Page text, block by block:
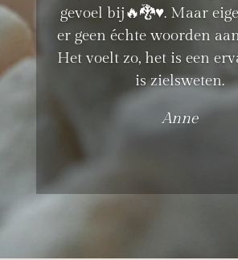
gevoel bij🔥🐉♥️. Maar
er geen échte woorden
Het voelt zo, het is een
is zielsweten.
Anne